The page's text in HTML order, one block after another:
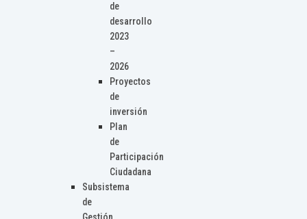
de
desarrollo
2023
–
2026
Proyectos
de
inversión
Plan
de
Participación
Ciudadana
Subsistema
de